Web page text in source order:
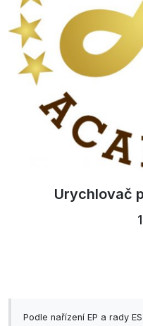
Urychlovač
Podle nařízení EP a rady